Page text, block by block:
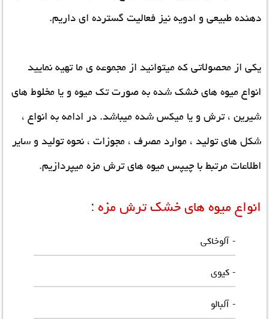
دهنده طبیعی و ادویه نیز فعالیت گسترده ای داریم.
یکی از محصولاتی که میتوانید از مجموعه ی ما تهیه نمایید
انواع میوه های خشک شده به صورت تک میوه و یا مخلوط های
شیرین ، ترش و یا میکس شده میباشد. در ادامه به انواع ،
شکل های تولید ، موارد مصرف ، مجوزات ، نحوه تولید و سایر
اطلاعات مرتبط با چیپس میوه های ترش مزه میپردازیم.
انواع میوه های خشک ترش مزه :
- آلوخاکی
- کیوی
- آلبالو